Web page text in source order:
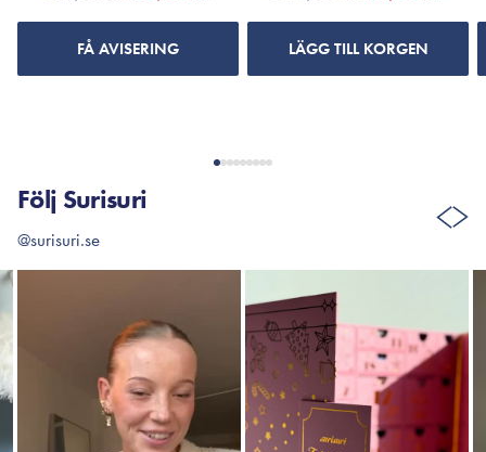
FÅ AVISERING LÄGG TILL KORGEN
Följ Surisuri
@surisuri.se